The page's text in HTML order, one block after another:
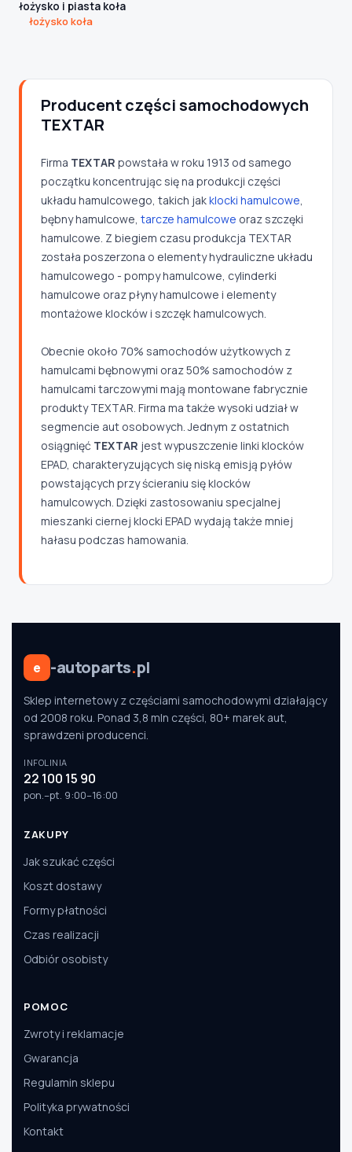
łożysko i piasta koła
łożysko koła
Producent części samochodowych
TEXTAR
Firma TEXTAR powstała w roku 1913 od samego
początku koncentrując się na produkcji części
układu hamulcowego, takich jakklocki hamulcowe
bębny hamulcowe, tarcze hamulcowe oraz szczęki
hamulcowe. Z biegiem czasu produkcja TEXTAR
została poszerzona o elementy hydrauliczne układu
hamulcowego - pompy hamulcowe, cylinderki
hamulcowe oraz płyny hamulcowe i elementy
montażowe klocków i szczęk hamulcowych.
Obecnie około 70% samochodów użytkowych z
hamulcami bębnowymi oraz 50% samochodów z
hamulcami tarczowymi mają montowane fabrycznie
produkty TEXTAR. Firma ma także wysoki udział w
segmencie aut osobowych. Jednym z ostatnich
osiągnięć TEXTAR jest wypuszczenie linki klocków
EPAD, charakteryzujących się niską emisją pyłów
powstających przy ścieraniu się klocków
hamulcowych. Dzięki zastosowaniu specjalnej
mieszanki ciernej klocki EPAD wydają także mniej
hałasu podczas hamowania.
e -autoparts.pl
Sklep internetowy z częściami samochodowymi działający
od 2008 roku. Ponad 3,8 mln części, 80+ marek aut,
sprawdzeni producenci.
INFOLINIA
22 100 15 90
pon.–pt. 9:00–16:00
ZAKUPY
Jak szukać części
Koszt dostawy
Formy płatności
Czas realizacji
Odbiór osobisty
POMOC
Zwroty i reklamacje
Gwarancja
Regulamin sklepu
Polityka prywatności
Kontakt